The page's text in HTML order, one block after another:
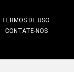
TERMOS DE USO
CONTATE-NOS